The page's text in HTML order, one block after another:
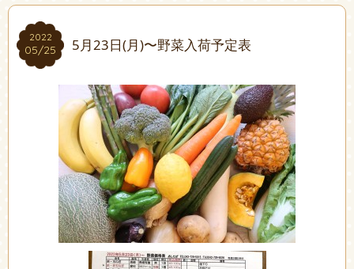
2022
05/25
2022
05/25 5月23日(月)〜野菜入荷予定表